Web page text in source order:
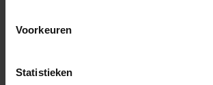
Voorkeuren
Statistieken